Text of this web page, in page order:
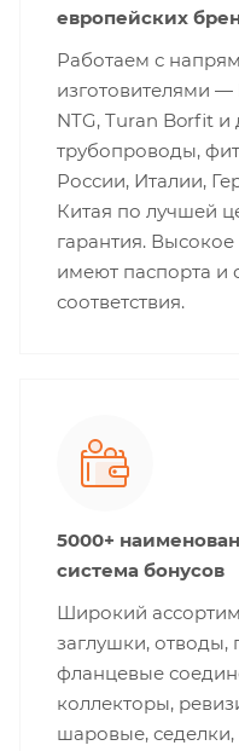
европейских
Работаем с
изготовителями —
NTG, Turan Borfit
трубопроводы,
России, Италии,
Китая по лучшей
гарантия. Высокое
имеют паспорта и
соответствия.
5000+
система бонусов
Широкий
заглушки, отводы,
фланцевые
коллекторы,
шаровые,